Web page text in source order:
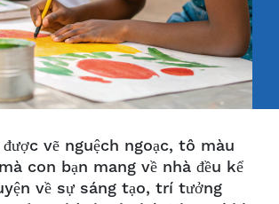
vẽ nguệch ngoạc, tô màu
con bạn mang về nhà đều kể
về sự sáng tạo, trí tưởng